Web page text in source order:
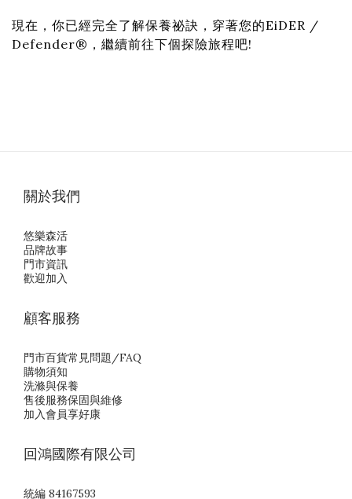
現在，你已經完全了解保養祕訣，穿著您的EiDER /
Defender®，繼續前往下個探險旅程吧!
關於我們
悠樂森活
品牌故事
門市資訊
歡迎加入
顧客服務
門市百貨常見問題/FAQ
購物須知
洗滌與保養
售後服務保固與維修
加入會員享好康
回鴻國際有限公司
統編 84167593